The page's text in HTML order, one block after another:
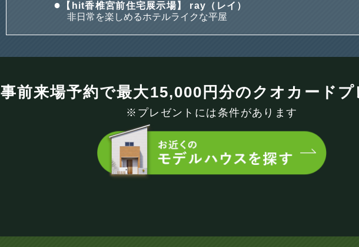
【hit香椎宮前住宅展示場】 ray（レイ）
非日常を楽しめるホテルライクな平屋
事前来場予約で最大15,000円分のクオカードプ
※プレゼントには条件があります